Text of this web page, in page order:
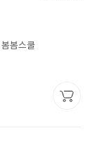
봄봄스쿨